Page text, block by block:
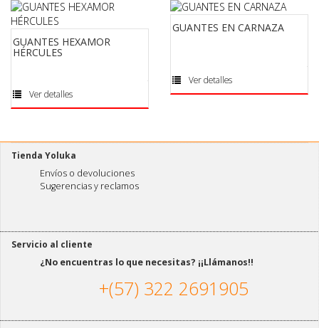
GUANTES HEXAMOR
HÉRCULES
Ver detalles
GUANTES EN CARNAZA
Ver detalles
Tienda Yoluka
Envíos o devoluciones
Sugerencias y reclamos
Servicio al cliente
¿No encuentras lo que necesitas? ¡¡Llámanos!!
+(57) 322 2691905